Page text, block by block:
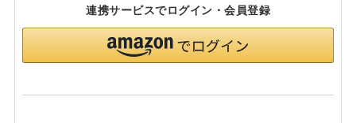
連携サービスでログイン・会員登録